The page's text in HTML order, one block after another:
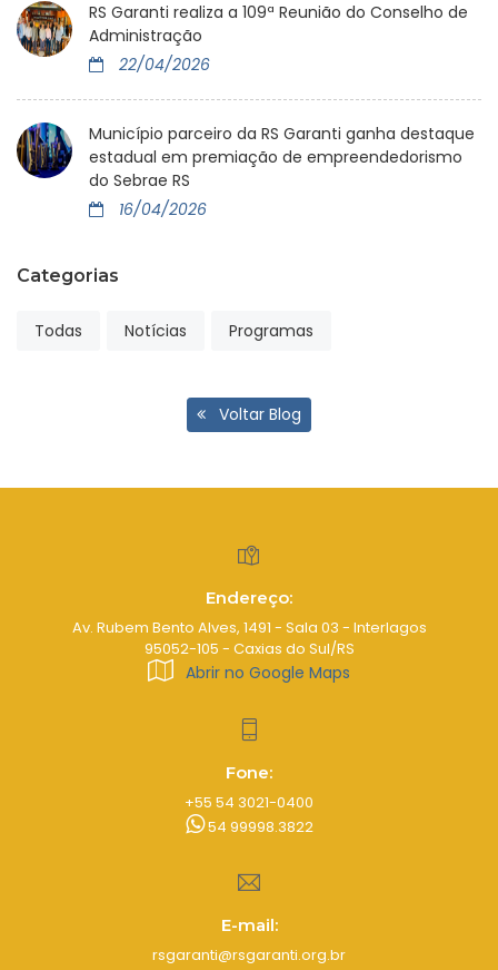
RS Garanti realiza a 109ª Reunião do Conselho de
Administração
22/04/2026
Município parceiro da RS Garanti ganha destaque
estadual em premiação de empreendedorismo
do Sebrae RS
16/04/2026
Categorias
Todas Notícias Programas
Voltar Blog
Endereço:
Av. Rubem Bento Alves, 1491 - Sala 03 - Interlagos
95052-105 - Caxias do Sul/RS
Abrir no Google Maps
Fone:
+55 54 3021-0400
54 99998.3822
E-mail:
rsgaranti@rsgaranti.org.br